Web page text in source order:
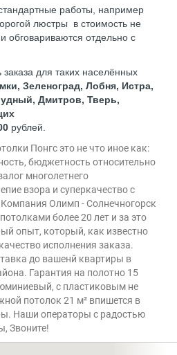
работы, например
люстры в стоимость не
обговариваются отдельно с
для таких населённых
Зеленоград, Лобня, Истра,
Дмитров, Тверь,
рублей.
Понгс это не что иное как:
бюджетность относительно
многолетнего
взора и суперкачество с
Олимп - Солнечногорск
более 20 лет и за это
опыт, который, как известно
исполнения заказа.
до вашенй квартиры в
Гарантия на полотно 15
с пластиковым не
потолок 21 м² впишется в
Наши операторы с радостью
Звоните!